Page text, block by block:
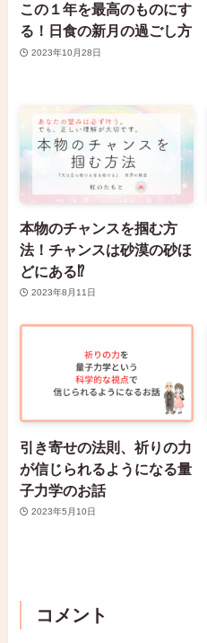
この１年を最高のものにす
る！日食の新月の過ごし方
2023年10月28日
本物のチャンスを掴む方
法！チャンスは砂漠の砂ほ
どにある⁉
2023年8月11日
引き寄せの法則、祈りの力
が信じられるようになる量
子力学のお話
2023年5月10日
コメント